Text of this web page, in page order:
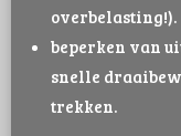
overbelasting!).
beperken van
snelle
trekken.